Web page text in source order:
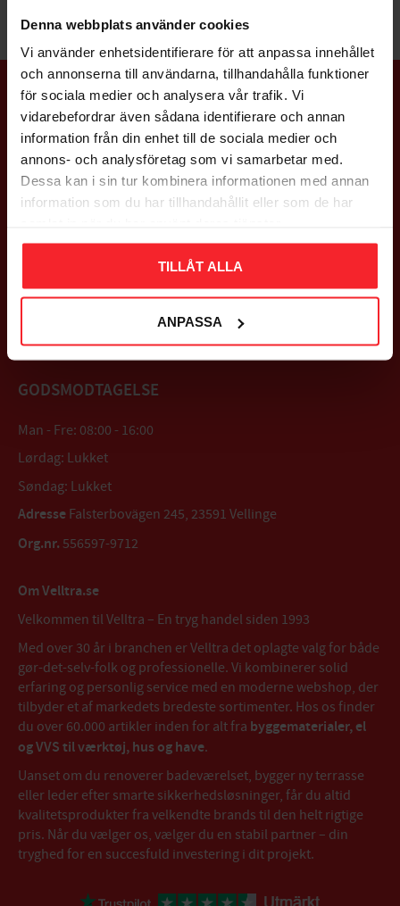
Denna webbplats använder cookies
Vi använder enhetsidentifierare för att anpassa innehållet
och annonserna till användarna, tillhandahålla funktioner
för sociala medier och analysera vår trafik. Vi
vidarebefordrar även sådana identifierare och annan
information från din enhet till de sociala medier och
annons- och analysföretag som vi samarbetar med.
Dessa kan i sin tur kombinera informationen med annan
information som du har tillhandahållit eller som de har
TILLÅT ALLA
ANPASSA
QUICK LINKS
Questions & Answers
Customer service
News
Terms of purchase
Complaints and returns
GODSMODTAGELSE
Man - Fre: 08:00 - 16:00
Lørdag: Lukket
Søndag: Lukket
Adresse Falsterbovägen 245, 23591 Vellinge
Org.nr. 556597-9712
Om Velltra.se
Velkommen til Velltra – En tryg handel siden 1993
Med over 30 år i branchen er Velltra det oplagte valg for både
gør-det-selv-folk og professionelle. Vi kombinerer solid
erfaring og personlig service med en moderne webshop, der
tilbyder et af markedets bredeste sortimenter. Hos os finder
du over 60.000 artikler inden for alt fra byggematerialer, el
og VVS til værktøj, hus og have.
Uanset om du renoverer badeværelset, bygger ny terrasse
eller leder efter smarte sikkerhedsløsninger, får du altid
kvalitetsprodukter fra velkendte brands til den helt rigtige
pris. Når du vælger os, vælger du en stabil partner – din
tryghed for en succesfuld investering i dit projekt.